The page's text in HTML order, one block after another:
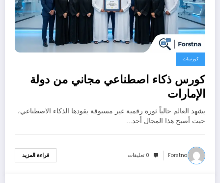
كورسات
كورس ذكاء اصطناعي مجاني من دولة
الإمارات
يشهد العالم حالياً ثورة رقمية غير مسبوقة يقودها الذكاء الاصطناعي،
حيث أصبح هذا المجال أحد…
Forstna 0 تعليقات قراءة المزيد